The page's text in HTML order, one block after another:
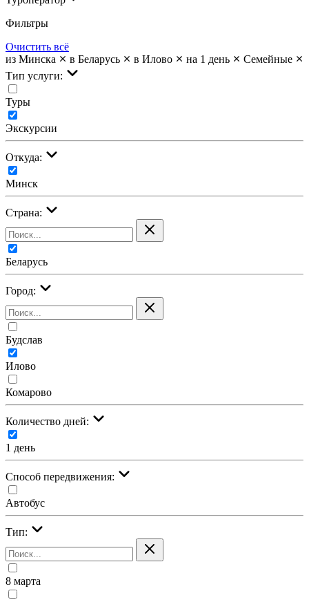
Фильтры
Очистить всё
из Минска
в Беларусь в Илово на 1 день
Семейные
Тип услуги:
Туры
Экскурсии
Откуда:
Минск
Страна:
Беларусь
Город:
Будслав
Илово
Комарово
Количество дней:
1 день
Cпособ передвижения:
Автобус
Тип:
8 марта